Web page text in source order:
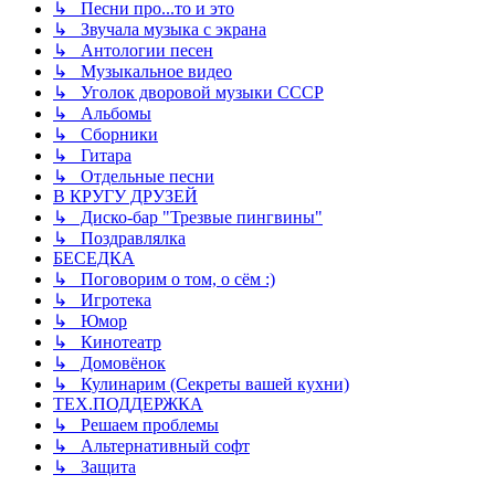
↳ Песни про...то и это
↳ Звучала музыка с экрана
↳ Антологии песен
↳ Музыкальное видео
↳ Уголок дворовой музыки СССР
↳ Альбомы
↳ Сборники
↳ Гитара
↳ Отдельные песни
В КРУГУ ДРУЗЕЙ
↳ Диско-бар "Трезвые пингвины"
↳ Поздравлялка
БЕСЕДКА
↳ Поговорим о том, о сём :)
↳ Игротека
↳ Юмор
↳ Кинотеатр
↳ Домовёнок
↳ Кулинарим (Секреты вашей кухни)
ТЕХ.ПОДДЕРЖКА
↳ Решаем проблемы
↳ Альтернативный софт
↳ Защита